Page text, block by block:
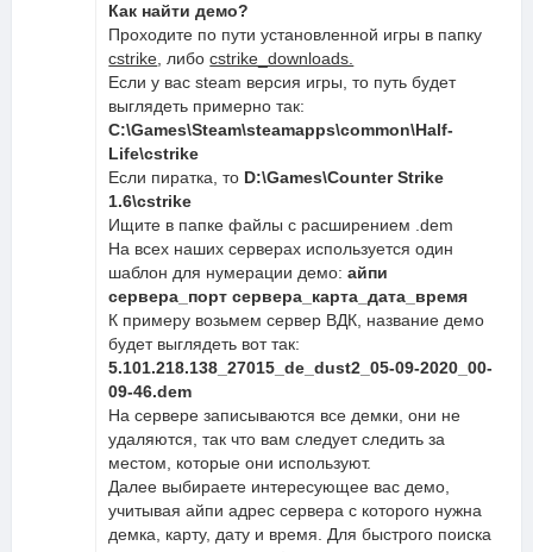
Как найти демо?
Проходите по пути установленной игры в папку
cstrike , либоcstrike_downloads.
Если у вас steam версия игры, то путь будет
выглядеть примерно так:
С:\Games\Steam\steamapps\common\Half-
Life\cstrike
Если пиратка, то D:\Games\Counter Strike
1.6\cstrike
Ищите в папке файлы с расширением .dem
На всех наших серверах используется один
шаблон для нумерации демо:айпи
сервера_порт сервера_карта_дата_время
К примеру возьмем сервер ВДК, название демо
будет выглядеть вот так:
5.101.218.138_27015_de_dust2_05-09-2020_00-
09-46.dem
На сервере записываются все демки, они не
удаляются, так что вам следует следить за
местом, которые они используют.
Далее выбираете интересующее вас демо,
учитывая айпи адрес сервера с которого нужна
демка, карту, дату и время. Для быстрого поиска